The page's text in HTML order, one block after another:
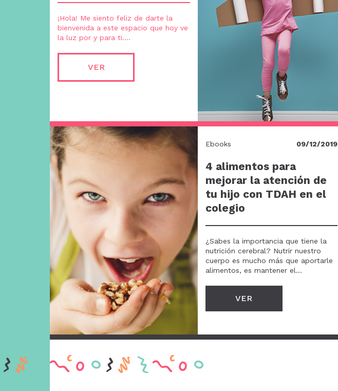
¡Hola! Me siento feliz de darte la
bienvenida a este espacio que hoy ve
la luz por y para ti....
VER
Ebooks 09/12/2019
4 alimentos para
mejorar la atención de
tu hijo con TDAH en el
colegio
¿Sabes la importancia que tiene la
nutrición cerebral? Nutrir nuestro
cuerpo es mucho más que aportarle
alimentos, es mantener el...
VER